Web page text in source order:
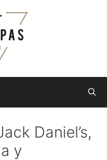
Daniel’s,
y